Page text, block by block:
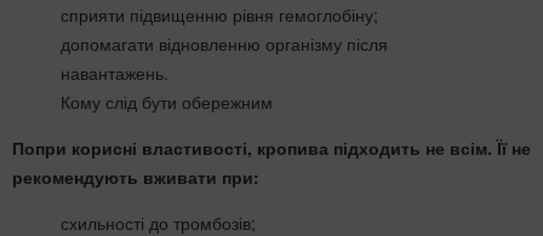
сприяти підвищенню рівня гемоглобіну;
допомагати відновленню організму після
навантажень.
Кому слід бути обережним
Попри корисні властивості, кропива підходить не всім. Її не
рекомендують вживати при:
схильності до тромбозів;